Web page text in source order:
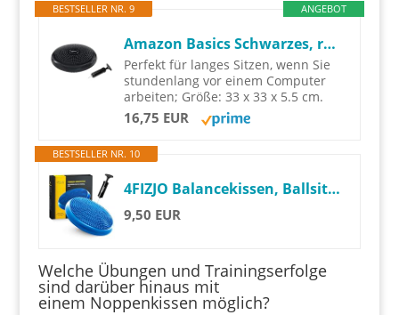
ANGEBOT
BESTSELLER NR. 9
Amazon Basics Schwarzes, rundes Balancekissen
Perfekt für langes Sitzen, wenn Sie
stundenlang vor einem Computer
arbeiten; Größe: 33 x 33 x 5.5 cm.
16,75 EUR
BESTSELLER NR. 10
4FIZJO Balancekissen, Ballsitzkissen mit Pumpe, 33cm Durchmesser, PRO+, Orthopädisches Sitzballkissen, Luftkissen, Sitzkissen, Bürostuhl, Balance Kissen für Core, Yoga, Koordination, blau
9,50 EUR
Welche Übungen und Trainingserfolge
sind darüber hinaus mit
einem Noppenkissen möglich?